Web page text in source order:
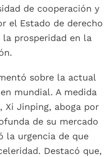
de cooperación y
el Estado de derecho
la prosperidad en la
sobre la actual
mundial. A medida
Xi Jinping, aboga por
de su mercado
la urgencia de que
Destacó que,